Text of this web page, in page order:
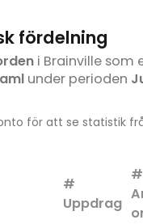
fördelning
i Brainville som
under perioden
för att se statistik
#
Uppdrag
#